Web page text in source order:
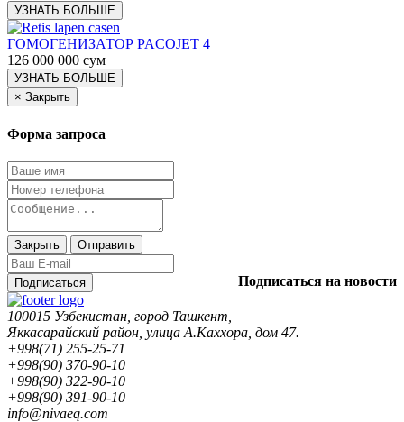
УЗНАТЬ БОЛЬШЕ
ГОМОГЕНИЗАТОР PACOJET 4
126 000 000 сум
УЗНАТЬ БОЛЬШЕ
× Закрыть
Форма запроса
Закрыть Отправить
Подписаться на новости
Подписаться
100015 Узбекистан, город Ташкент,
Яккасарайский район, улица А.Каххора, дом 47.
+998(71) 255-25-71
+998(90) 370-90-10
+998(90) 322-90-10
+998(90) 391-90-10
info@nivaeq.com